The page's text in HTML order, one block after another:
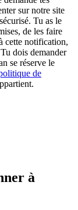
sur notre site
Tu as le
de les faire
cette notification,
dois demander
se réserve le
de
à